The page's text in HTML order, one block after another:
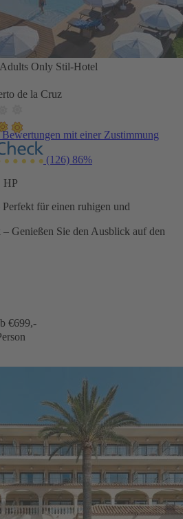
Only Stil-Hotel
de la Cruz
mit einer Zustimmung
(126) 86%
HP
für einen ruhigen und
Genießen Sie den Ausblick auf den
€699,-